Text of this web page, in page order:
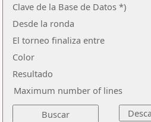
Clave de la Base de Datos *)
Desde la ronda
El torneo finaliza entre
Color
Resultado
Maximum number of lines